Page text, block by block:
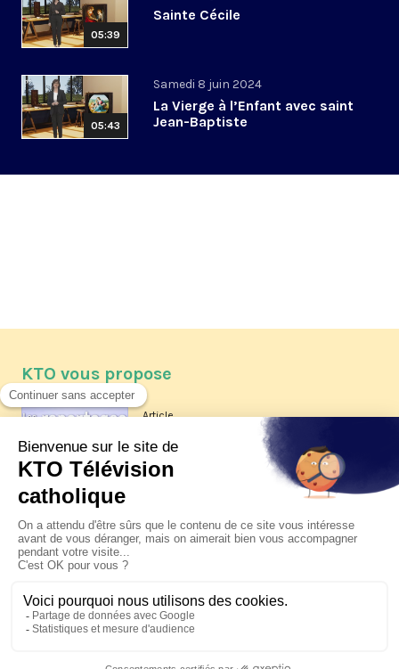
05:39
Sainte Cécile
05:43
Samedi 8 juin 2024
La Vierge à l’Enfant avec saint
Jean-Baptiste
KTO vous propose
Article
Les reportages d'été 2026 de KTO
La visite pastorale du pape Léon
XIV à Assise à suivre sur KTO le
jeudi 6 août
Le pape en Uruguay, Argentine et
Pérou du 6 au 17 novembre 2026